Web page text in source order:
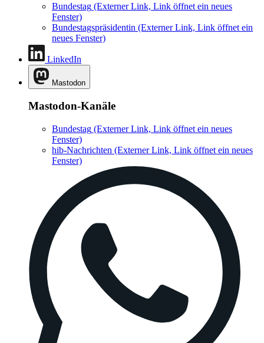
Bundestag (Externer Link, Link öffnet ein neues
Fenster)
Bundestagspräsidentin (Externer Link, Link öffnet ein
neues Fenster)
LinkedIn
Mastodon
Mastodon-Kanäle
Bundestag (Externer Link, Link öffnet ein neues
Fenster)
hib-Nachrichten (Externer Link, Link öffnet ein neues
Fenster)